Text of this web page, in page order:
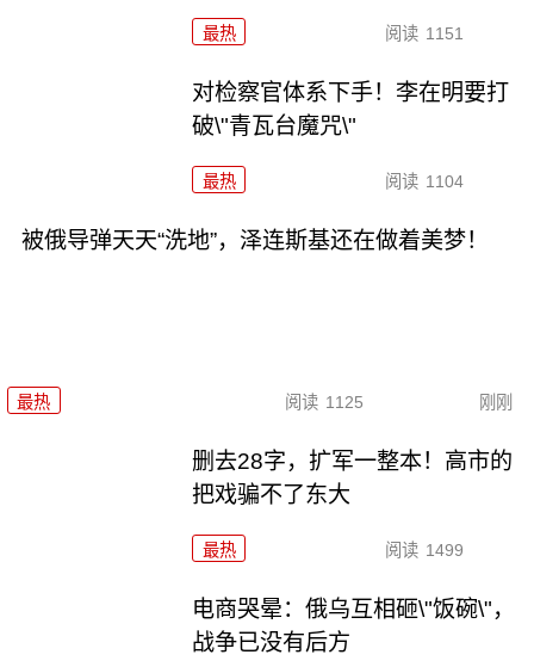
最热 阅读 1151
对检察官体系下手！李在明要打
破\"青瓦台魔咒\"
最热 阅读 1104
被俄导弹天天“洗地”，泽连斯基还在做着美梦！
最热 阅读 1125 刚刚
删去28字，扩军一整本！高市的
把戏骗不了东大
最热 阅读 1499
电商哭晕：俄乌互相砸\"饭碗\"，
战争已没有后方